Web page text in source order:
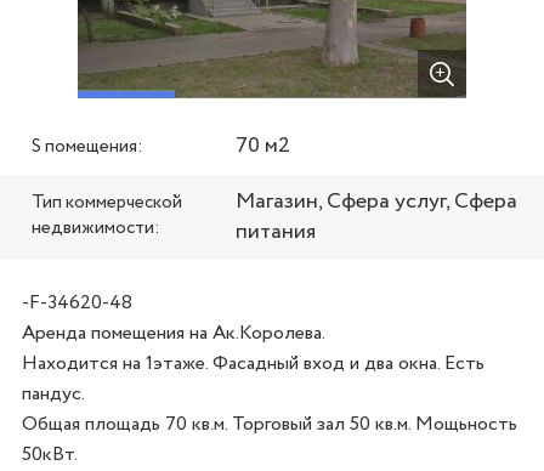
S помещения: 70 м2
Тип коммерческой
недвижимости:
Магазин, Сфера услуг, Сфера
питания
-F-34620-48
Аренда помещения на Ак.Королева.
Находится на 1этаже. Фасадный вход и два окна. Есть
пандус.
Общая площадь 70 кв.м. Торговый зал 50 кв.м. Мощьность
50кВт.